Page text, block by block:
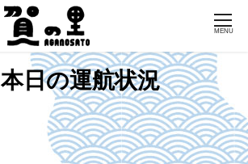
MENU
本日の運航状況